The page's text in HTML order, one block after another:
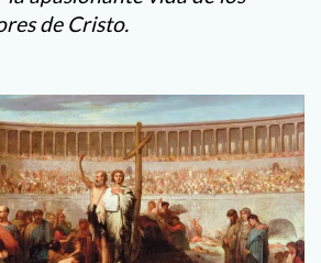
de Cristo.